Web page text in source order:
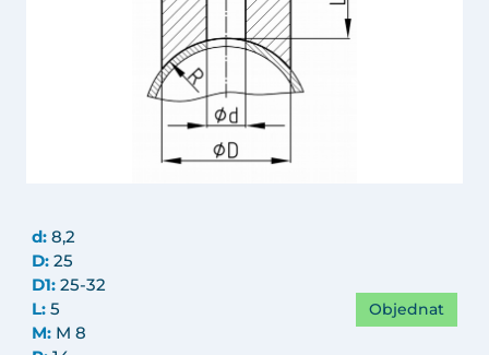
d: 8,2
D: 25
D1: 25-32
L: 5
M: M 8
Objednat